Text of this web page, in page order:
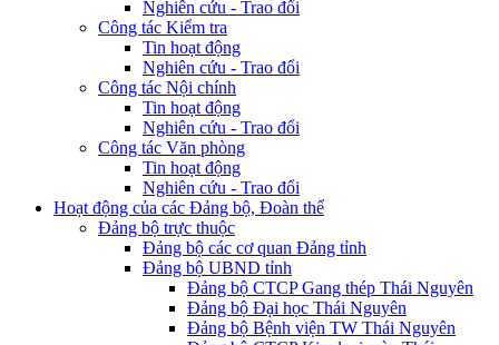
Nghiên cứu - Trao đổi
Công tác Kiểm tra
Tin hoạt động
Nghiên cứu - Trao đổi
Công tác Nội chính
Tin hoạt động
Nghiên cứu - Trao đổi
Công tác Văn phòng
Tin hoạt động
Nghiên cứu - Trao đổi
Hoạt động của các Đảng bộ, Đoàn thể
Đảng bộ trực thuộc
Đảng bộ các cơ quan Đảng tỉnh
Đảng bộ UBND tỉnh
Đảng bộ CTCP Gang thép Thái Nguyên
Đảng bộ Đại học Thái Nguyên
Đảng bộ Bệnh viện TW Thái Nguyên